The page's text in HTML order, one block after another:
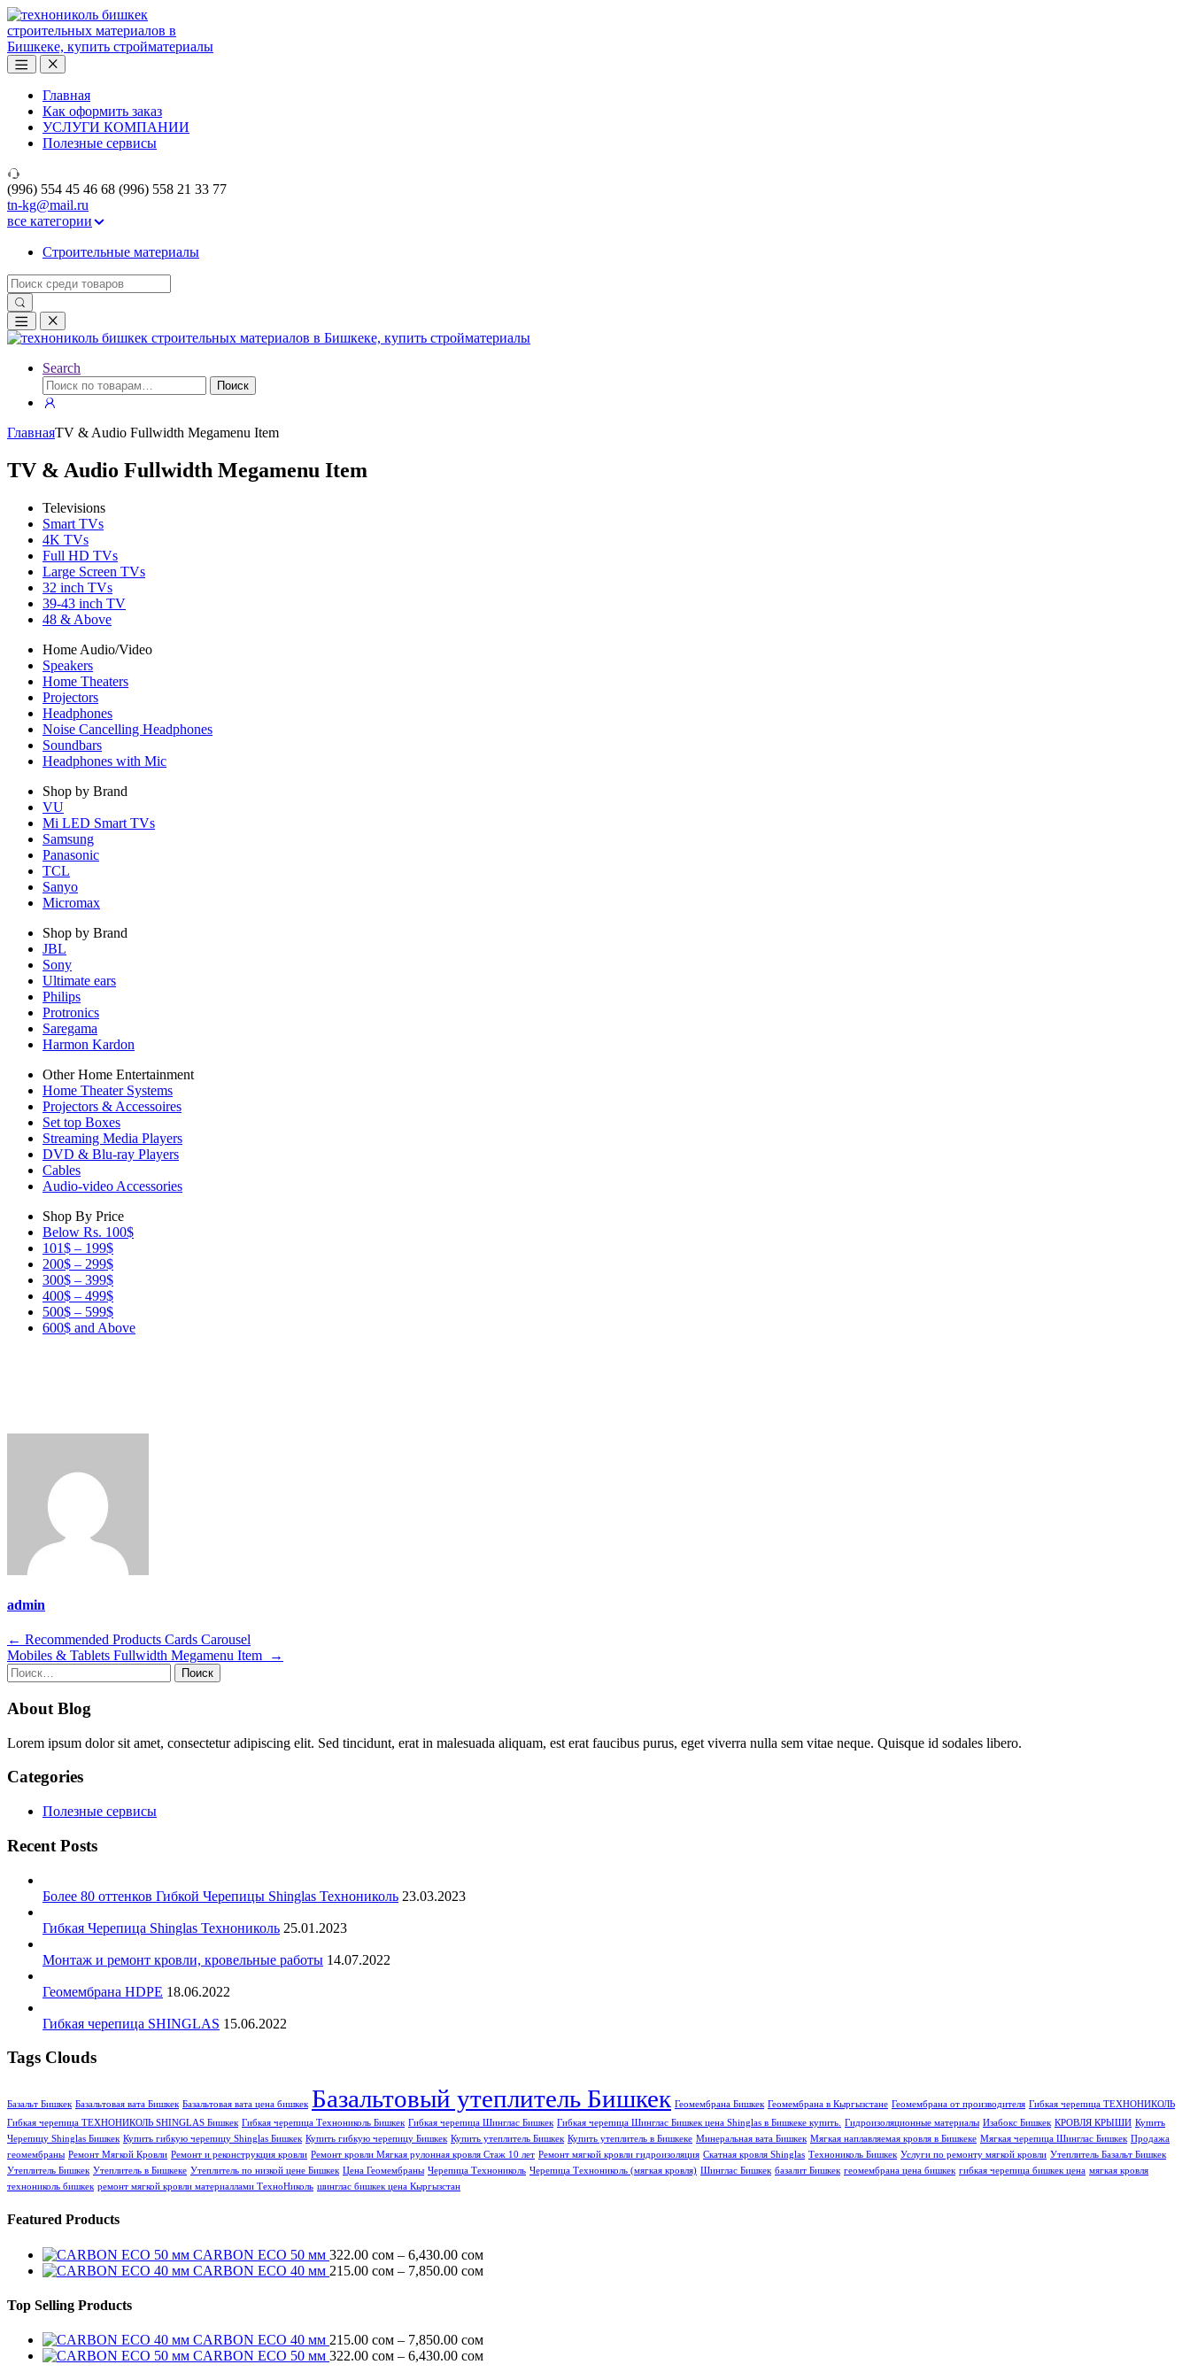
Skip
to
navigation
Skip
to
content
Главная
Как оформить заказ
УСЛУГИ КОМПАНИИ
Полезные сервисы
(996) 554 45 46 68 (996) 558 21 33 77
tn-kg@mail.ru
все категории
Строительные материалы
Search
for:
Search
Искать:
Поиск
ГлавнаяTV & Audio Fullwidth Megamenu Item
TV & Audio Fullwidth Megamenu Item
Televisions
Smart TVs
4K TVs
Full HD TVs
Large Screen TVs
32 inch TVs
39-43 inch TV
48 & Above
Home Audio/Video
Speakers
Home Theaters
Projectors
Headphones
Noise Cancelling Headphones
Soundbars
Headphones with Mic
Shop by Brand
VU
Mi LED Smart TVs
Samsung
Panasonic
TCL
Sanyo
Micromax
Shop by Brand
JBL
Sony
Ultimate ears
Philips
Protronics
Saregama
Harmon Kardon
Other Home Entertainment
Home Theater Systems
Projectors & Accessoires
Set top Boxes
Streaming Media Players
DVD & Blu-ray Players
Cables
Audio-video Accessories
Shop By Price
Below Rs. 100$
101$ – 199$
200$ – 299$
300$ – 399$
400$ – 499$
500$ – 599$
600$ and Above
admin
Навигация
по
← Recommended Products Cards Carousel
Mobiles & Tablets Fullwidth Megamenu Item
→
Найти:
About Blog
Lorem ipsum dolor sit amet, consectetur adipiscing elit. Sed tincidunt, erat in malesuada aliquam, est erat faucibus purus, eget viverra nulla sem vitae neque. Quisque id sodales libero.
Categories
Полезные сервисы
Recent Posts
Более 80 оттенков Гибкой Черепицы Shinglas Технониколь 23.03.2023
Гибкая Черепица Shinglas Технониколь 25.01.2023
Монтаж и ремонт кровли, кровельные работы 14.07.2022
Геомембрана HDPE 18.06.2022
Гибкая черепица SHINGLAS 15.06.2022
Tags Clouds
Базальт Бишкек Базальтовая вата Бишкек Базальтовая вата цена бишкек Базальтовый утеплитель Бишкек Геомембрана Бишкек Геомембрана в Кыргызстане Геомембрана от производителя Гибкая черепица ТЕХНОНИКОЛЬ
Гибкая черепица ТЕХНОНИКОЛЬ SHINGLAS Бишкек Гибкая черепица Технониколь Бишкек Гибкая черепица Шинглас Бишкек Гибкая черепица Шинглас Бишкек цена Shinglas в Бишкеке купить. Гидроизоляционные материалы Изабокс Бишкек КРОВЛЯ КРЫШИ Купить
Черепицу Shinglas Бишкек Купить гибкую черепицу Shinglas Бишкек Купить гибкую черепицу Бишкек Купить утеплитель Бишкек Купить утеплитель в Бишкеке Минеральная вата Бишкек Мягкая наплавляемая кровля в Бишкеке Мягкая черепица Шинглас Бишкек Продажа
геомембраны Ремонт Мягкой Кровли Ремонт и реконструкция кровли Ремонт кровли Мягкая рулонная кровля Стаж 10 лет Ремонт мягкой кровли гидроизоляция Скатная кровля Shinglas Технониколь Бишкек Услуги по ремонту мягкой кровли Утеплитель Базальт Бишкек
Утеплитель Бишкек Утеплитель в Бишкеке Утеплитель по низкой цене Бишкек Цена Геомембраны Черепица Технониколь Черепица Технониколь (мягкая кровля) Шинглас Бишкек базалит Бишкек геомембрана цена бишкек гибкая черепица бишкек цена мягкая кровля
технониколь бишкек ремонт мягкой кровли материаллами ТехноНиколь шинглас бишкек цена Кыргызстан
Featured Products
CARBON ECO 50 мм 322.00 сом – 6,430.00 сомДиапазон
цен:
CARBON ECO 40 мм 215.00 сом – 7,850.00 сомДиапазон
Top Selling Products
CARBON ECO 40 мм 215.00 сом – 7,850.00 сомДиапазон
цен:
CARBON ECO 50 мм 322.00 сом – 6,430.00 сомДиапазон